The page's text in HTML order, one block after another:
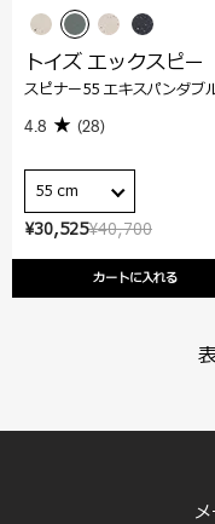
¥40,700
¥30,525
カートに入れる
トイズ エックスピー
スピナー55 エキスパンダブ
4.8 (28)
55 cm